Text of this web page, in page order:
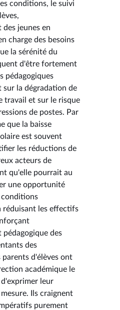
conditions, le suivi
des jeunes en
charge des besoins
la sérénité du
d'être fortement
pédagogiques
sur la dégradation de
travail et sur le risque
de postes. Par
que la baisse
est souvent
les réductions de
acteurs de
qu'elle pourrait au
une opportunité
conditions
réduisant les effectifs
pédagogique des
des
parents d'élèves ont
académique le
leur
Ils craignent
purement